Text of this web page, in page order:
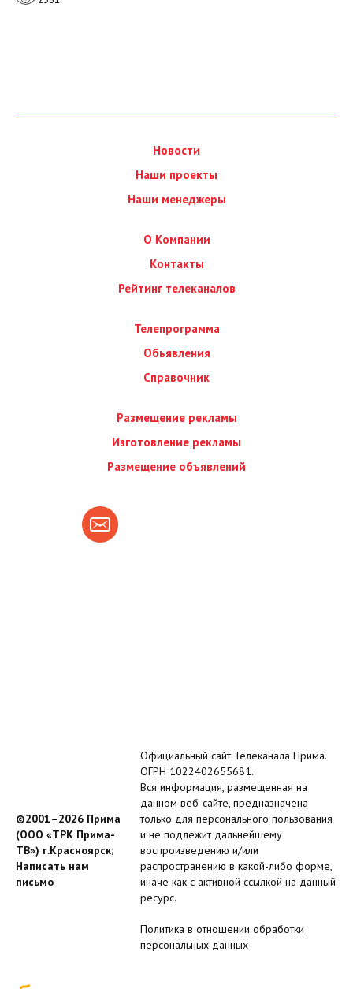
Новости
Наши проекты
Наши менеджеры
О Компании
Контакты
Рейтинг телеканалов
Телепрограмма
Обьявления
Справочник
Размещение рекламы
Изготовление рекламы
Размещение объявлений
©2001–2026 Прима
(ООО «ТРК Прима-
ТВ») г.Красноярск;
Написать нам
письмо
Официальный сайт Телеканала Прима.
ОГРН 1022402655681.
Вся информация, размещенная на
данном веб-сайте, предназначена
только для персонального пользования
и не подлежит дальнейшему
воспроизведению и/или
распространению в какой-либо форме,
иначе как с активной ссылкой на данный
ресурс.
Политика в отношении обработки
персональных данных